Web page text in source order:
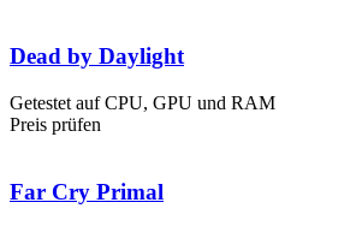
Dead by Daylight
Getestet auf CPU, GPU und RAM
Preis prüfen
Far Cry Primal